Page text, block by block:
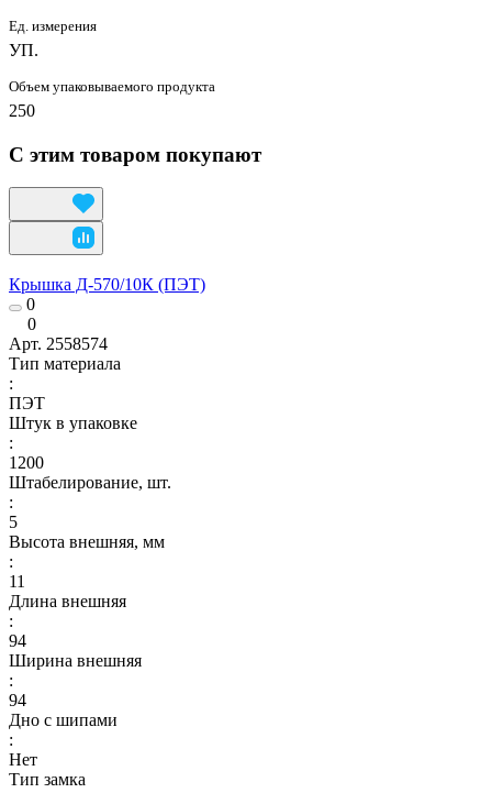
Ед. измерения
УП.
Объем упаковываемого продукта
250
С этим товаром покупают
Крышка Д-570/10К (ПЭТ)
0
0
Арт. 2558574
Тип материала
:
ПЭТ
Штук в упаковке
:
1200
Штабелирование, шт.
:
5
Высота внешняя, мм
:
11
Длина внешняя
:
94
Ширина внешняя
:
94
Дно с шипами
:
Нет
Тип замка